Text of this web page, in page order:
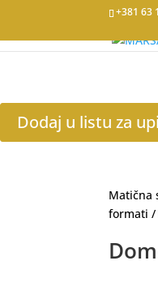
+381 63
Dodaj u listu za
Matična
formati /